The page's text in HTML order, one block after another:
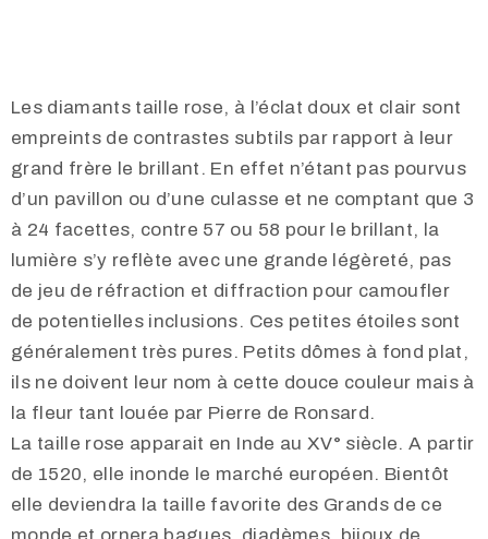
Les diamants taille rose, à l’éclat doux et clair sont
empreints de contrastes subtils par rapport à leur
grand frère le brillant. En effet n’étant pas pourvus
d’un pavillon ou d’une culasse et ne comptant que 3
à 24 facettes, contre 57 ou 58 pour le brillant, la
lumière s’y reflète avec une grande légèreté, pas
de jeu de réfraction et diffraction pour camoufler
de potentielles inclusions. Ces petites étoiles sont
généralement très pures. Petits dômes à fond plat,
ils ne doivent leur nom à cette douce couleur mais à
la fleur tant louée par Pierre de Ronsard.
La taille rose apparait en Inde au XV° siècle. A partir
de 1520, elle inonde le marché européen. Bientôt
elle deviendra la taille favorite des Grands de ce